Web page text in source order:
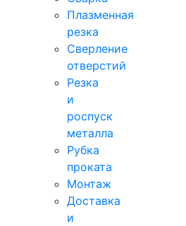
Плазменная
резка
Сверление
отверстий
Резка
и
роспуск
металла
Рубка
проката
Монтаж
Доставка
и